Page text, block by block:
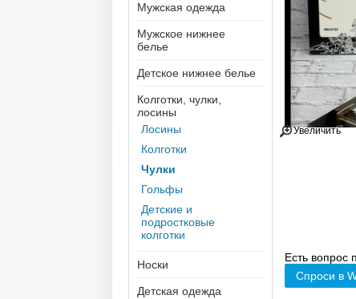
Мужская одежда
Мужское нижнее
белье
Детское нижнее белье
Колготки, чулки,
лосины
Лосины
Колготки
Чулки
Гольфы
Детские и
подростковые
колготки
Носки
Детская одежда
Увеличить
Есть вопрос
Спроси в